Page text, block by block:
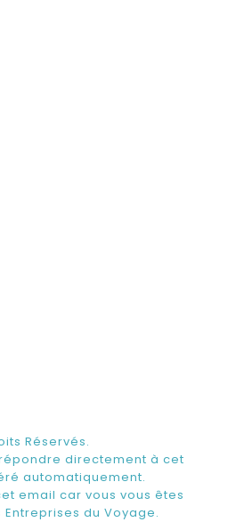
Réservés.
directement à cet
automatiquement.
email car vous vous êtes
Entreprises du Voyage.